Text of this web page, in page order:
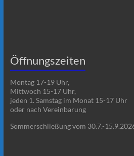
Öffnungszeiten
Montag 17-19 Uhr,
Mittwoch 15-17 Uhr,
jeden 1. Samstag im Monat 15-17 Uhr
oder nach Vereinbarung
Sommerschließung vom 30.7.-